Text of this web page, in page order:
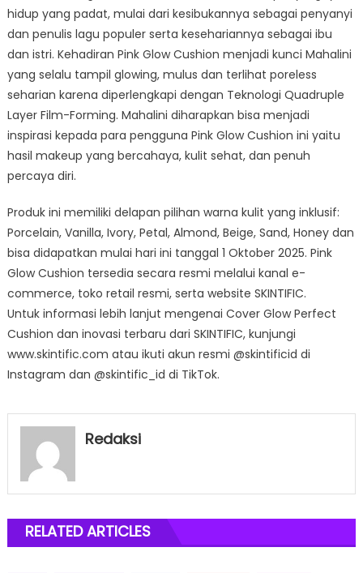
hidup yang padat, mulai dari kesibukannya sebagai penyanyi
dan penulis lagu populer serta kesehariannya sebagai ibu
dan istri. Kehadiran Pink Glow Cushion menjadi kunci Mahalini
yang selalu tampil glowing, mulus dan terlihat poreless
seharian karena diperlengkapi dengan Teknologi Quadruple
Layer Film-Forming. Mahalini diharapkan bisa menjadi
inspirasi kepada para pengguna Pink Glow Cushion ini yaitu
hasil makeup yang bercahaya, kulit sehat, dan penuh
percaya diri.
Produk ini memiliki delapan pilihan warna kulit yang inklusif:
Porcelain, Vanilla, Ivory, Petal, Almond, Beige, Sand, Honey dan
bisa didapatkan mulai hari ini tanggal 1 Oktober 2025. Pink
Glow Cushion tersedia secara resmi melalui kanal e-
commerce, toko retail resmi, serta website SKINTIFIC.
Untuk informasi lebih lanjut mengenai Cover Glow Perfect
Cushion dan inovasi terbaru dari SKINTIFIC, kunjungi
www.skintific.com atau ikuti akun resmi @skintificid di
Instagram dan @skintific_id di TikTok.
Redaksi
RELATED ARTICLES